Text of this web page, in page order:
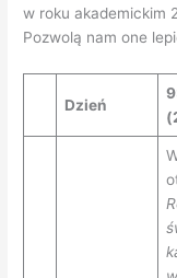
w roku akademickim
Pozwolą nam one
Dzień